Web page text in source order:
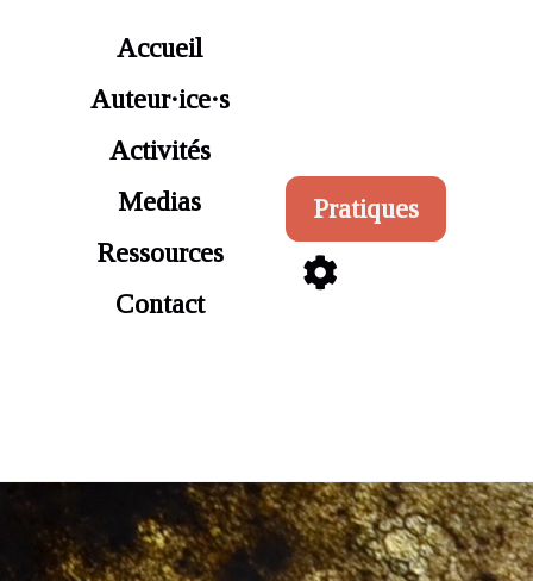
Aller au contenu principal
Accueil
Auteur·ice·s
Activités
Medias
Ressources
Contact
Pratiques